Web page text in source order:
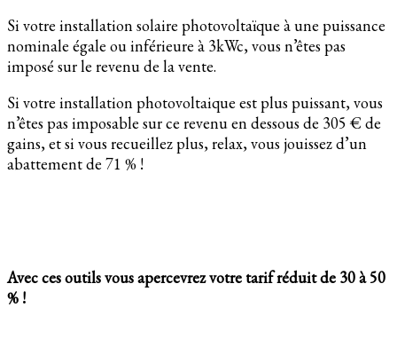
Si votre installation solaire photovoltaïque à une puissance
nominale égale ou inférieure à 3kWc, vous n’êtes pas
imposé sur le revenu de la vente.
Si votre installation photovoltaique est plus puissant, vous
n’êtes pas imposable sur ce revenu en dessous de 305 € de
gains, et si vous recueillez plus, relax, vous jouissez d’un
abattement de 71 % !
Avec ces outils vous apercevrez votre tarif réduit de 30 à 50
% !